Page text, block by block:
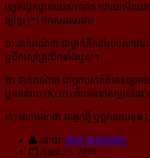
ហ្វេសប៊ុកផ្ទាល់របស់លោក ដោយលើកយក
ឲ្យខ្មែរ (*) មកសរសេរថា៖
១) ដាក់ពណ៌ថា ជាថ្នាក់ដឹកនាំរបបសាធ
ឬជីកស្មៅត្រូវជីកទាំងឬស។
២) ដាក់ពណ៌ថា ជាពួកយកព័ត៌មានឲ្យអាម
ឬកាសេបេ (KGB) ក៏យក​ទៅ​សម្លាប់​ដែរ ដ
៣) ដាក់ពណ៌ថា ជាអ្នកថ្មី ឬពួកនាយទុន
ដោយ: សេក មនោរកុមារ
April 25, 2016